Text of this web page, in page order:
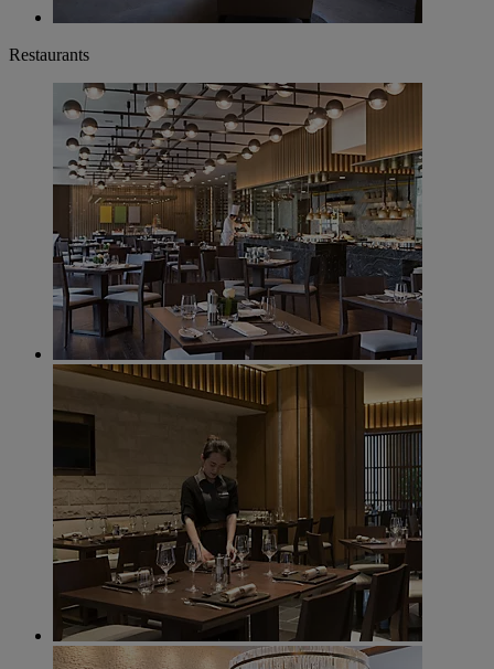
Restaurants